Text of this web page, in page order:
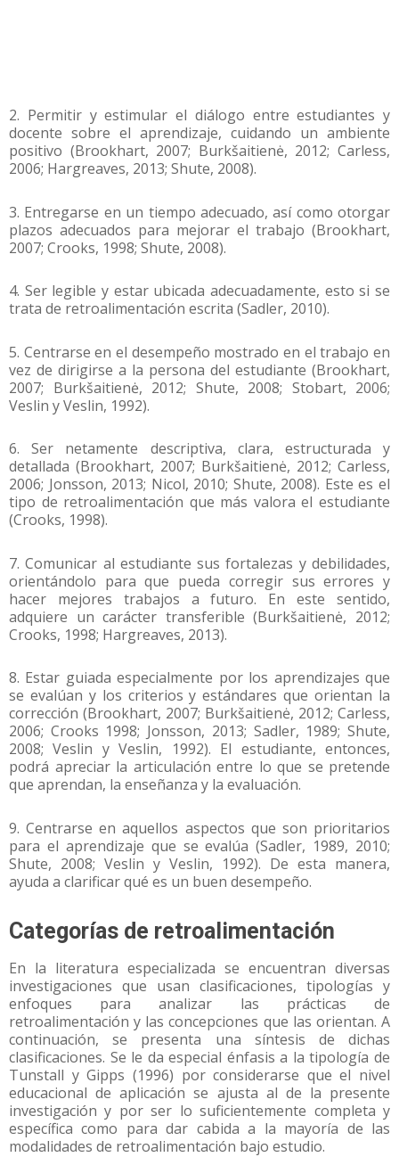
2. Permitir y estimular el diálogo entre estudiantes y
docente sobre el aprendizaje, cuidando un ambiente
positivo (Brookhart, 2007; Burkšaitienė, 2012; Carless,
2006; Hargreaves, 2013; Shute, 2008).
3. Entregarse en un tiempo adecuado, así como otorgar
plazos adecuados para mejorar el trabajo (Brookhart,
2007; Crooks, 1998; Shute, 2008).
4. Ser legible y estar ubicada adecuadamente, esto si se
trata de retroalimentación escrita (Sadler, 2010).
5. Centrarse en el desempeño mostrado en el trabajo en
vez de dirigirse a la persona del estudiante (Brookhart,
2007; Burkšaitienė, 2012; Shute, 2008; Stobart, 2006;
Veslin y Veslin, 1992).
6. Ser netamente descriptiva, clara, estructurada y
detallada (Brookhart, 2007; Burkšaitienė, 2012; Carless,
2006; Jonsson, 2013; Nicol, 2010; Shute, 2008). Este es el
tipo de retroalimentación que más valora el estudiante
(Crooks, 1998).
7. Comunicar al estudiante sus fortalezas y debilidades,
orientándolo para que pueda corregir sus errores y
hacer mejores trabajos a futuro. En este sentido,
adquiere un carácter transferible (Burkšaitienė, 2012;
Crooks, 1998; Hargreaves, 2013).
8. Estar guiada especialmente por los aprendizajes que
se evalúan y los criterios y estándares que orientan la
corrección (Brookhart, 2007; Burkšaitienė, 2012; Carless,
2006; Crooks 1998; Jonsson, 2013; Sadler, 1989; Shute,
2008; Veslin y Veslin, 1992). El estudiante, entonces,
podrá apreciar la articulación entre lo que se pretende
que aprendan, la enseñanza y la evaluación.
9. Centrarse en aquellos aspectos que son prioritarios
para el aprendizaje que se evalúa (Sadler, 1989, 2010;
Shute, 2008; Veslin y Veslin, 1992). De esta manera,
ayuda a clarificar qué es un buen desempeño.
Categorías de retroalimentación
En la literatura especializada se encuentran diversas
investigaciones que usan clasificaciones, tipologías y
enfoques para analizar las prácticas de
retroalimentación y las concepciones que las orientan. A
continuación, se presenta una síntesis de dichas
clasificaciones. Se le da especial énfasis a la tipología de
Tunstall y Gipps (1996) por considerarse que el nivel
educacional de aplicación se ajusta al de la presente
investigación y por ser lo suficientemente completa y
específica como para dar cabida a la mayoría de las
modalidades de retroalimentación bajo estudio.